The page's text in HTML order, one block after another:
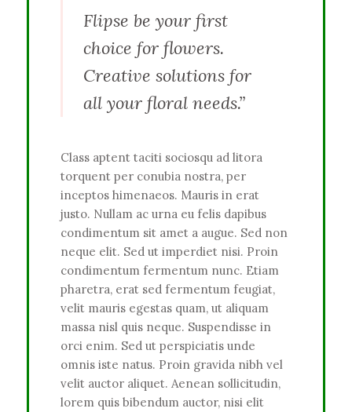
Flipse be your first
choice for flowers.
Creative solutions for
all your floral needs.”
Class aptent taciti sociosqu ad litora
torquent per conubia nostra, per
inceptos himenaeos. Mauris in erat
justo. Nullam ac urna eu felis dapibus
condimentum sit amet a augue. Sed non
neque elit. Sed ut imperdiet nisi. Proin
condimentum fermentum nunc. Etiam
pharetra, erat sed fermentum feugiat,
velit mauris egestas quam, ut aliquam
massa nisl quis neque. Suspendisse in
orci enim. Sed ut perspiciatis unde
omnis iste natus. Proin gravida nibh vel
velit auctor aliquet. Aenean sollicitudin,
lorem quis bibendum auctor, nisi elit